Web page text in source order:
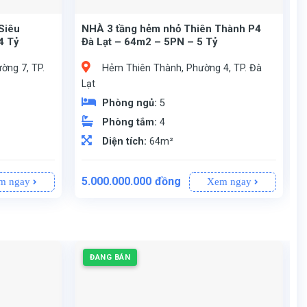
Tỷ
7, TP.
ngay
NHÀ 3 tầng hẻm nhỏ Thiên Thành P4
Đà Lạt – 64m2 – 5PN – 5 Tỷ
Hẻm Thiên Thành, Phường 4, TP. Đà
Lạt
Phòng ngủ:5
Phòng tắm:4
Diện tích:64m²
Giá
gốc
5.000.000.000 đồng
Giá
hiện
tại
Xem ngay
ĐANG BÁN